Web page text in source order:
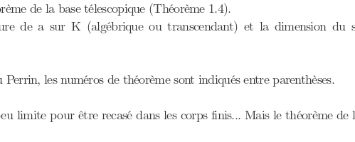
de la base télescopique (Théorème 1.4).
de a sur K (algébrique ou transcendant) et la dimension
les numéros de théorème sont indiqués entre parenthèses.
limite pour être recasé dans les corps finis... Mais le théorème de